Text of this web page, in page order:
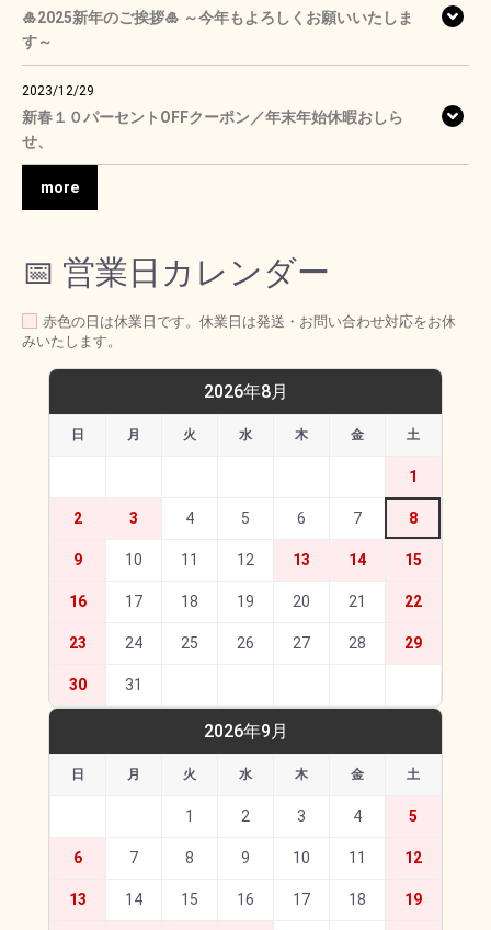
🎍2025新年のご挨拶🎍 ～今年もよろしくお願いいたしま
す～
2023/12/29
新春１０パーセントOFFクーポン／年末年始休暇おしら
せ、
more
📅 営業日カレンダー
赤色の日は休業日です。休業日は発送・お問い合わせ対応をお休
みいたします。
2026年8月
日 月 火 水 木 金 土
1
2 3 4 5 6 7 8
9 10 11 12 13 14 15
16 17 18 19 20 21 22
23 24 25 26 27 28 29
30 31
2026年9月
日 月 火 水 木 金 土
1 2 3 4 5
6 7 8 9 10 11 12
13 14 15 16 17 18 19